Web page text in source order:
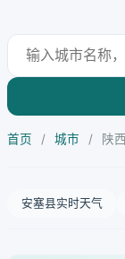
首页 / 城市 / 陕
安塞县实时天气